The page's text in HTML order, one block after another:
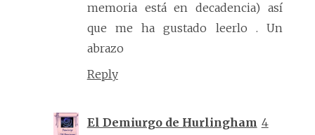
memoria está en decadencia) así
que me ha gustado leerlo . Un
abrazo
Reply
El Demiurgo de Hurlingham 4